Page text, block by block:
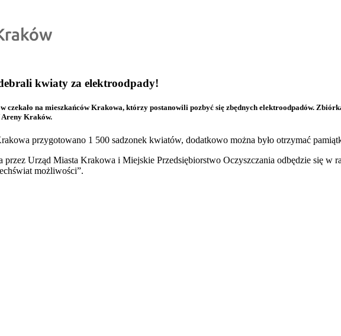
kwiaty za elektroodpady!
czekało na mieszkańców Krakowa, którzy postanowili pozbyć się zbędnych elektroodpadów.
Areny Kraków.
przygotowano 1 500 sadzonek kwiatów, dodatkowo można było otrzymać
przez Urząd Miasta Krakowa i Miejskie Przedsiębiorstwo Oczyszczania odbędzie się w
możliwości”.